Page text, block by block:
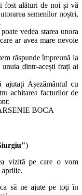
fost alături de noi și vă
semenilor noștri,
vedea starea unora
ar avea mare nevoie
răspunde împreună la
dintr-acești frați ai
Așezământul cu
achitarea facturilor de
BOCA
)
vizită pe care o vom
să ne ajute pe toți în